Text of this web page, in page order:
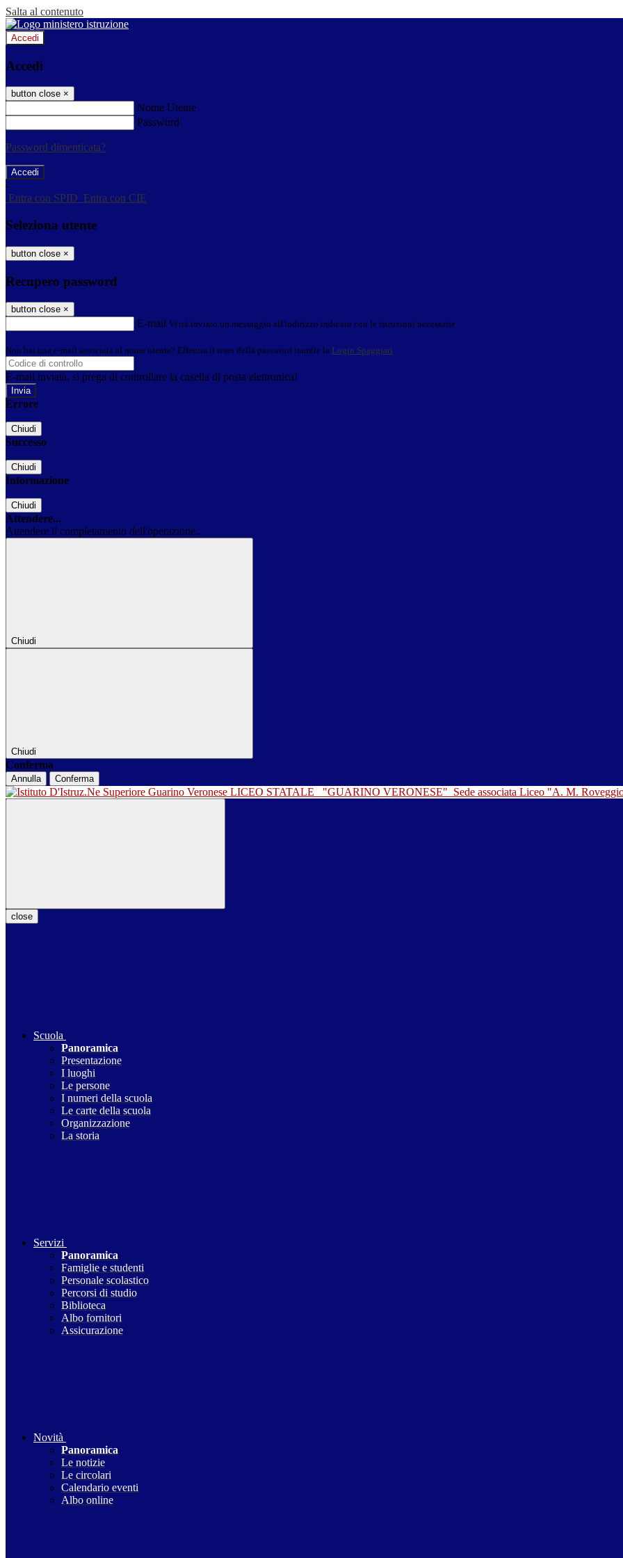
Salta al contenuto
Accedi
Accedi
button close ×
Nome Utente
Password
Password dimenticata?
-
Entra con SPID Entra con CIE
Seleziona utente
button close ×
Recupero password
button close ×
E-mail Verrà inviato un messaggio all'indirizzo indicato con le istruzioni necessarie.
Non hai una e-mail associata al nome utente? Effettua il reset della password tramite la Login Spaggiari
E-mail inviata, si prega di controllare la casella di posta elettronica!
Errore
Chiudi
Successo
Chiudi
Informazione
Chiudi
Attendere...
Attendere il completamento dell'operazione...
Chiudi
Chiudi
Conferma
Annulla Conferma
LICEO STATALE "GUARINO VERONESE" Sede associata Liceo "A. M.
close
Scuola
Panoramica
Presentazione
I luoghi
Le persone
I numeri della scuola
Le carte della scuola
Organizzazione
La storia
Servizi
Panoramica
Famiglie e studenti
Personale scolastico
Percorsi di studio
Biblioteca
Albo fornitori
Assicurazione
Novità
Panoramica
Le notizie
Le circolari
Calendario eventi
Albo online